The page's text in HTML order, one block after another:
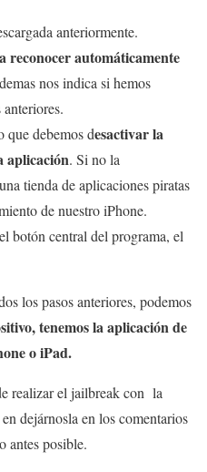
anteriormente.
automáticamente
nos indica si hemos
que debemos desactivar la
aplicación. Si no la
tienda de aplicaciones piratas
de nuestro iPhone.
botón central del programa, el
los pasos anteriores, podemos
tenemos la aplicación de
o iPad.
realizar el jailbreak con la
dejárnosla en los comentarios
antes posible.